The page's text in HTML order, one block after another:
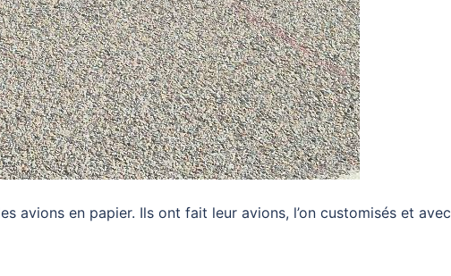
avions en papier. Ils ont fait leur avions, l’on customisés et avec